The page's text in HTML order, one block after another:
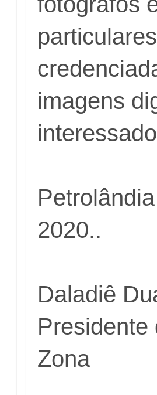
imagens
2020..
Daladiê
Presidente
Zona